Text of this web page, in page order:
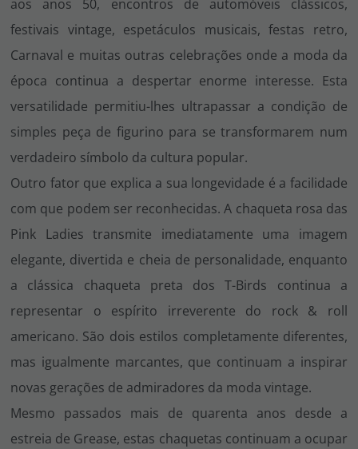
aos anos 50, encontros de automóveis clássicos,
festivais vintage, espetáculos musicais, festas retro,
Carnaval e muitas outras celebrações onde a moda da
época continua a despertar enorme interesse. Esta
versatilidade permitiu-lhes ultrapassar a condição de
simples peça de figurino para se transformarem num
verdadeiro símbolo da cultura popular.
Outro fator que explica a sua longevidade é a facilidade
com que podem ser reconhecidas. A chaqueta rosa das
Pink Ladies transmite imediatamente uma imagem
elegante, divertida e cheia de personalidade, enquanto
a clássica chaqueta preta dos T-Birds continua a
representar o espírito irreverente do rock & roll
americano. São dois estilos completamente diferentes,
mas igualmente marcantes, que continuam a inspirar
novas gerações de admiradores da moda vintage.
Mesmo passados mais de quarenta anos desde a
estreia de Grease, estas chaquetas continuam a ocupar